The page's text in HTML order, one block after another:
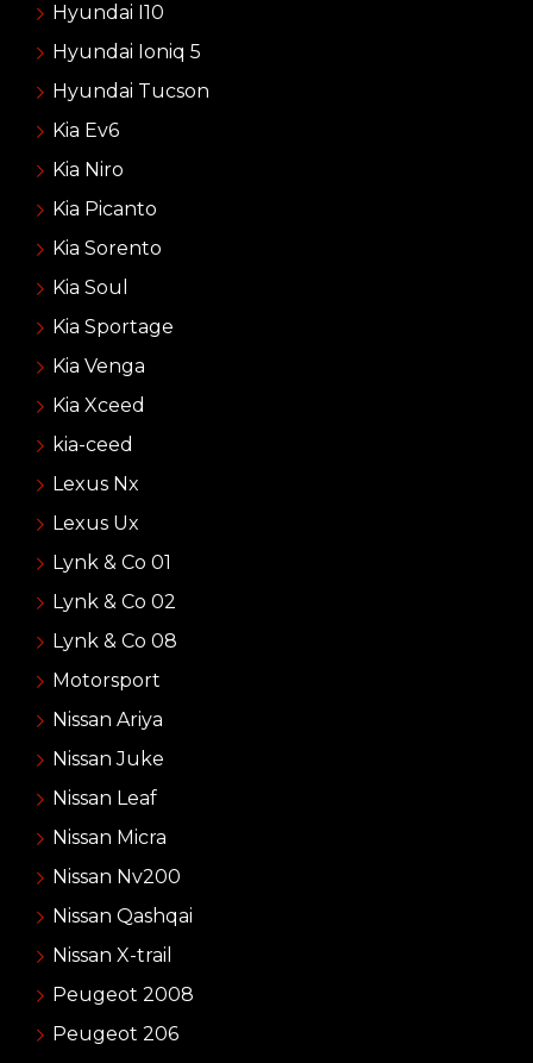
Hyundai I10
Hyundai Ioniq 5
Hyundai Tucson
Kia Ev6
Kia Niro
Kia Picanto
Kia Sorento
Kia Soul
Kia Sportage
Kia Venga
Kia Xceed
kia-ceed
Lexus Nx
Lexus Ux
Lynk & Co 01
Lynk & Co 02
Lynk & Co 08
Motorsport
Nissan Ariya
Nissan Juke
Nissan Leaf
Nissan Micra
Nissan Nv200
Nissan Qashqai
Nissan X-trail
Peugeot 2008
Peugeot 206